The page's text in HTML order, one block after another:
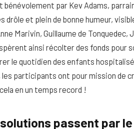
bénévolement par Kev Adams,
drôle et plein de bonne humeur,
Marivin, Guillaume de
ainsi récolter des fonds pour
le quotidien des enfants
les participants ont pour mission de
en un temps record !
passent par